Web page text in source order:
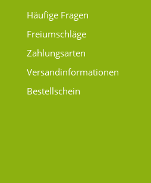
Häufige Fragen
Freiumschläge
Zahlungsarten
Versand­informationen
Bestellschein